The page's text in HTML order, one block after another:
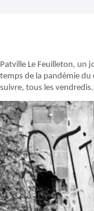
Patville Le Feuilleton, un
temps de la pandémie
suivre, tous les vendredis.